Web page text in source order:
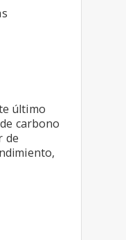
último
carbono
de